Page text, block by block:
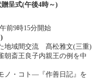
呈式(午後4時～)
前9時15分開始
地域間交流 髙松雅文(三重)
斎王良子内親王の例を中
ノ・コト―『作善日記』を